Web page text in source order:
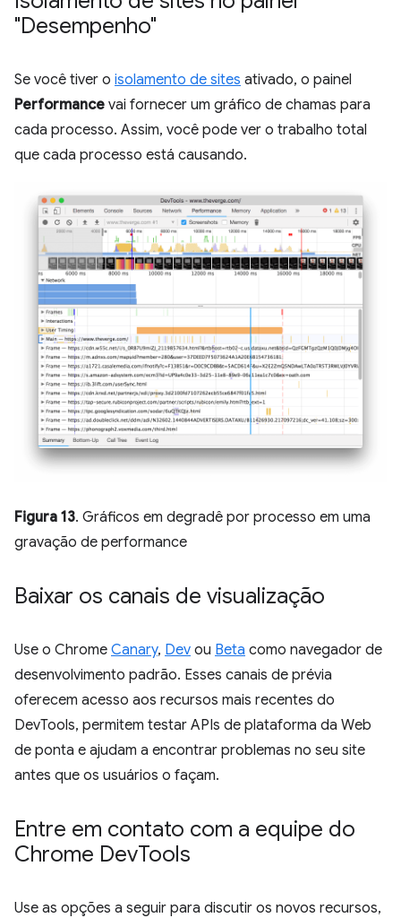
"Desempenho"
Se você tiver o isolamento de sites ativado, o painel
Performance vai fornecer um gráfico de chamas para
cada processo. Assim, você pode ver o trabalho total
que cada processo está causando.
Figura 13. Gráficos em degradê por processo em uma
gravação de performance
Baixar os canais de visualização
Use o Chrome Canary, Dev ou Beta como navegador de
desenvolvimento padrão. Esses canais de prévia
oferecem acesso aos recursos mais recentes do
DevTools, permitem testar APIs de plataforma da Web
de ponta e ajudam a encontrar problemas no seu site
antes que os usuários o façam.
Entre em contato com a equipe do
Chrome DevTools
Use as opções a seguir para discutir os novos recursos,